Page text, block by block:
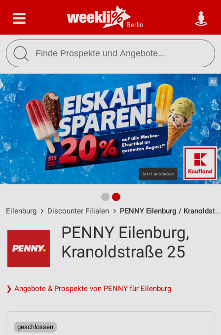
Berlin
Eilenburg Discounter Filialen PENNY Eilenburg / Kranoldstraße 25 - Öffnungszeiten & Adresse
PENNY Eilenburg,
Kranoldstraße 25
❯ Angebote & Prospekte von PENNY für Eilenburg
geschlossen